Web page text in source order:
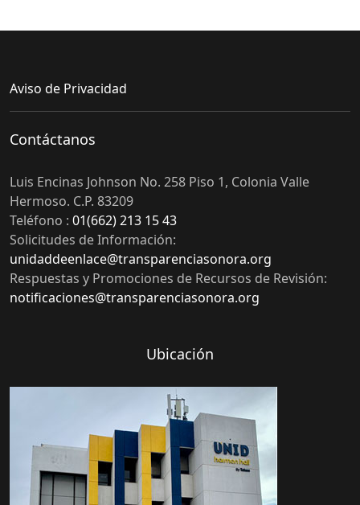
Aviso de Privacidad
Contáctanos
Luis Encinas Johnson No. 258 Piso 1, Colonia Valle
Hermoso. C.P. 83209
Teléfono : 01(662) 213 15 43
Solicitudes de Información:
unidaddeenlace@transparenciasonora.org
Respuestas y Promociones de Recursos de Revisión:
notificaciones@transparenciasonora.org
Ubicación